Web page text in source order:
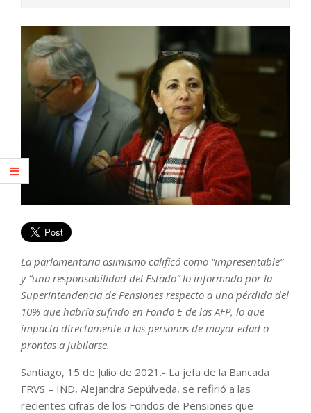
La parlamentaria asimismo calificó como “impresentable”
y “una responsabilidad del Estado” lo informado por la
Superintendencia de Pensiones respecto a una pérdida del
10% que habría sufrido en Fondo E de las AFP, lo que
impacta directamente a las personas de mayor edad o
prontas a jubilarse.
Santiago, 15 de Julio de 2021.- La jefa de la Bancada
FRVS – IND, Alejandra Sepúlveda, se refirió a las
recientes cifras de los Fondos de Pensiones que